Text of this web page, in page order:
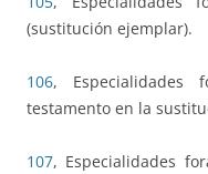
(sustitución ejemplar).
106, Especialidades
testamento en la
107, Especialidades